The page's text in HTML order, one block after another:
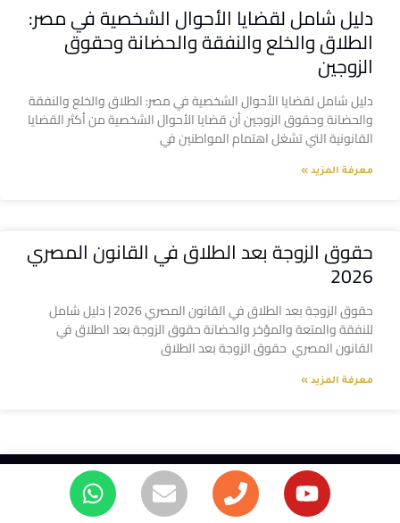
دليل شامل لقضايا الأحوال الشخصية في مصر:
الطلاق والخلع والنفقة والحضانة وحقوق
الزوجين
دليل شامل لقضايا الأحوال الشخصية في مصر: الطلاق والخلع والنفقة
والحضانة وحقوق الزوجين أن قضايا الأحوال الشخصية من أكثر القضايا
القانونية التي تشغل اهتمام المواطنين في
معرفة المزيد »
حقوق الزوجة بعد الطلاق في القانون المصري
2026
حقوق الزوجة بعد الطلاق في القانون المصري 2026 | دليل شامل
للنفقة والمتعة والمؤخر والحضانة حقوق الزوجة بعد الطلاق في
القانون المصري حقوق الزوجة بعد الطلاق
معرفة المزيد »